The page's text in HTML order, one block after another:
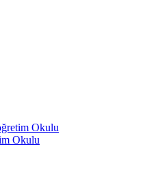
Okulu
Okulu